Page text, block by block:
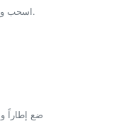
اسحب وأسقط المقطع الذي تريد تنظيفه.
ضع إطاراً